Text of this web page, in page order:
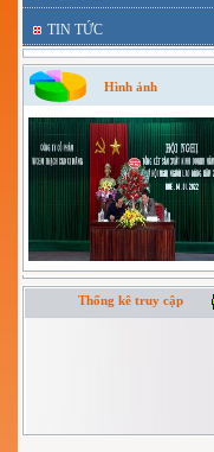
TIN TỨC
Hình ảnh
Thống kê truy cập